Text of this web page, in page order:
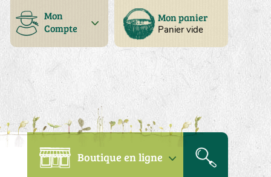
Mon panier
Panier vide
Mon
Compte
Boutique en ligne